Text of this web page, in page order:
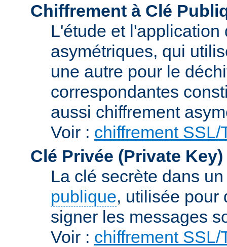
Chiffrement à Clé
L'étude et
asymétriques, qui
une autre pour le
correspondantes
aussi chiffrement
Voir : chiffrement SSL/
Clé Privée (Private Key)
La clé secrète dans
publique, utilisée pour
signer les messages
Voir : chiffrement SSL/